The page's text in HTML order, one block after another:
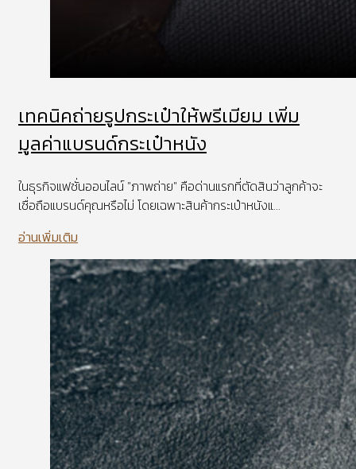
เทคนิคถ่ายรูปกระเป๋าให้พรีเมียม เพิ่ม
มูลค่าแบรนด์กระเป๋าหนัง
ในธุรกิจแฟชั่นออนไลน์ "ภาพถ่าย" คือด่านแรกที่ตัดสินว่าลูกค้าจะ
เชื่อถือแบรนด์คุณหรือไม่ โดยเฉพาะสินค้ากระเป๋าหนังแ...
อ่านเพิ่มเติม